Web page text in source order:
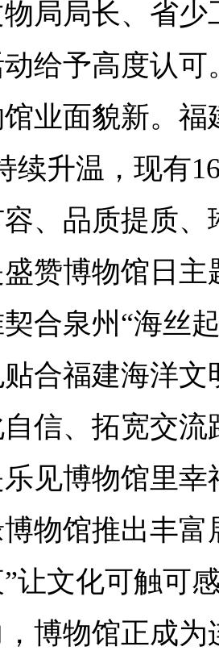
局局长、省
给予高度认
业面貌新。福
续升温，现有
、品质提质
赞博物馆日
合泉州“海丝
合福建海洋
信、拓宽交
见博物馆里
物馆推出丰
让文化可触可
博物馆正成